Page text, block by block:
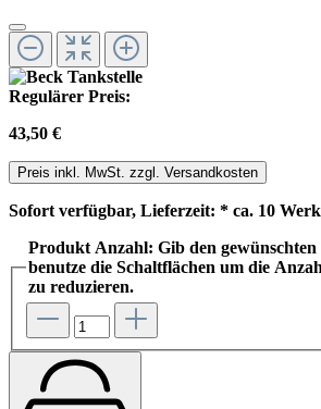
Regulärer Preis:
43,50 €
Preis inkl. MwSt. zzgl. Versandkosten
Sofort verfügbar, Lieferzeit: * ca. 10
Produkt Anzahl: Gib den
benutze die Schaltflächen um die
zu reduzieren.